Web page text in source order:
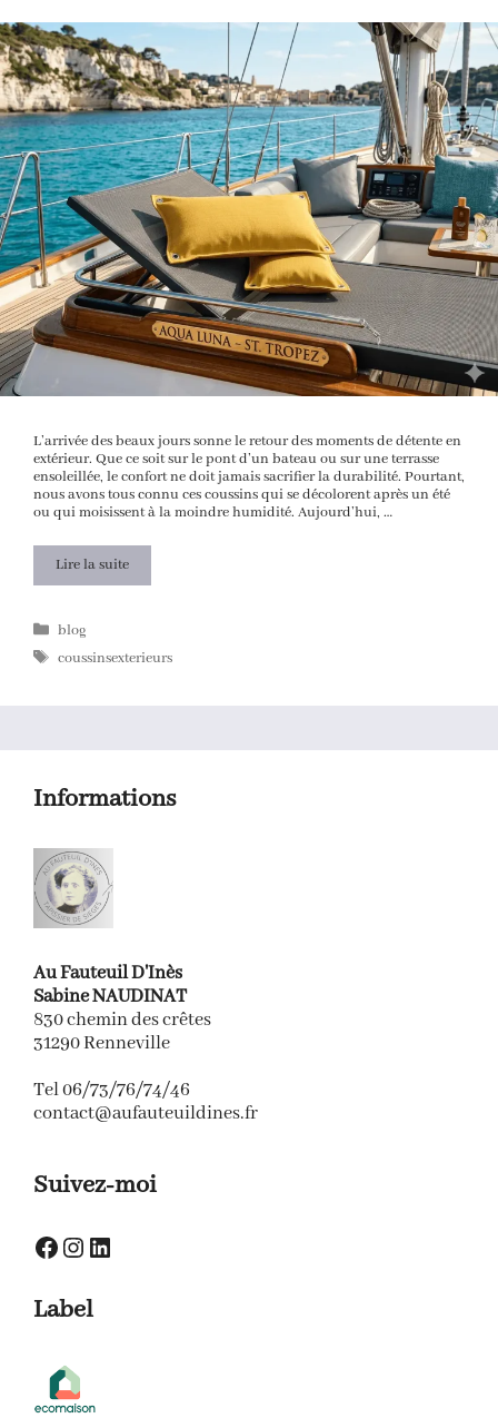
L’arrivée des beaux jours sonne le retour des moments de détente en
extérieur. Que ce soit sur le pont d’un bateau ou sur une terrasse
ensoleillée, le confort ne doit jamais sacrifier la durabilité. Pourtant,
nous avons tous connu ces coussins qui se décolorent après un été
ou qui moisissent à la moindre humidité. Aujourd’hui, …
Lire la suite
Catégories
blog
Étiquettes
coussinsexterieurs
Informations
Au Fauteuil D'Inès
Sabine NAUDINAT
830 chemin des crêtes
31290 Renneville
Tel 06/73/76/74/46
contact@aufauteuildines.fr
Suivez-moi
Facebook
Instagram
LinkedIn
Label